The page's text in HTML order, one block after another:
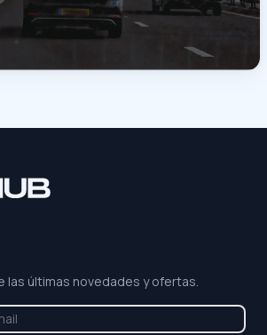
las últimas novedades y ofertas.